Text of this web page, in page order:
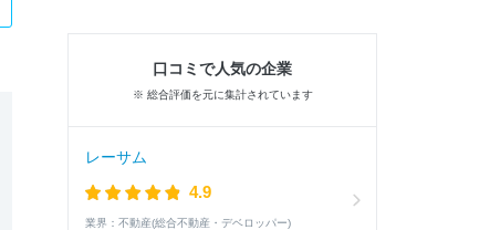
口コミで人気の企業
※ 総合評価を元に集計されています
レーサム
4.9
業界： 不動産(総合不動産・デベロッパー)